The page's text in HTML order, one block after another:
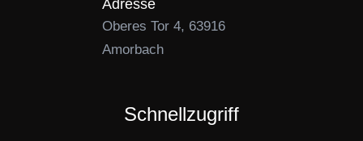
Adresse
Oberes Tor 4, 63916
Amorbach
Schnellzugriff